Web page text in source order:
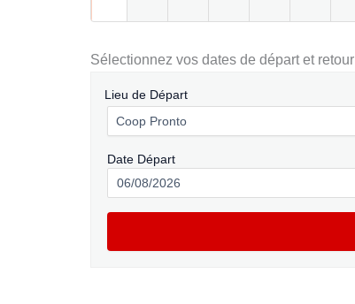
Sélectionnez vos dates de départ et retour
Lieu de Départ
Date Départ